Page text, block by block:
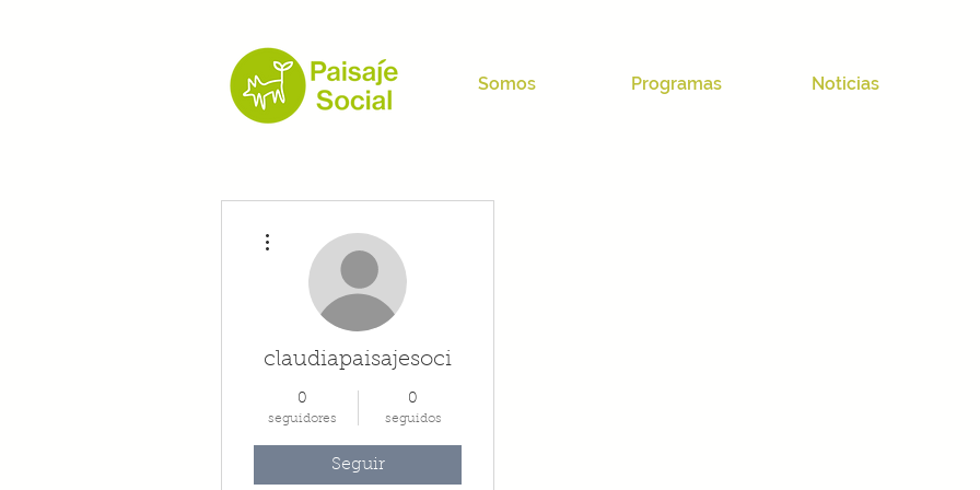
Somos Programas Noticias
claudiapaisajesoci
0
seguidores
0
seguidos
Seguir